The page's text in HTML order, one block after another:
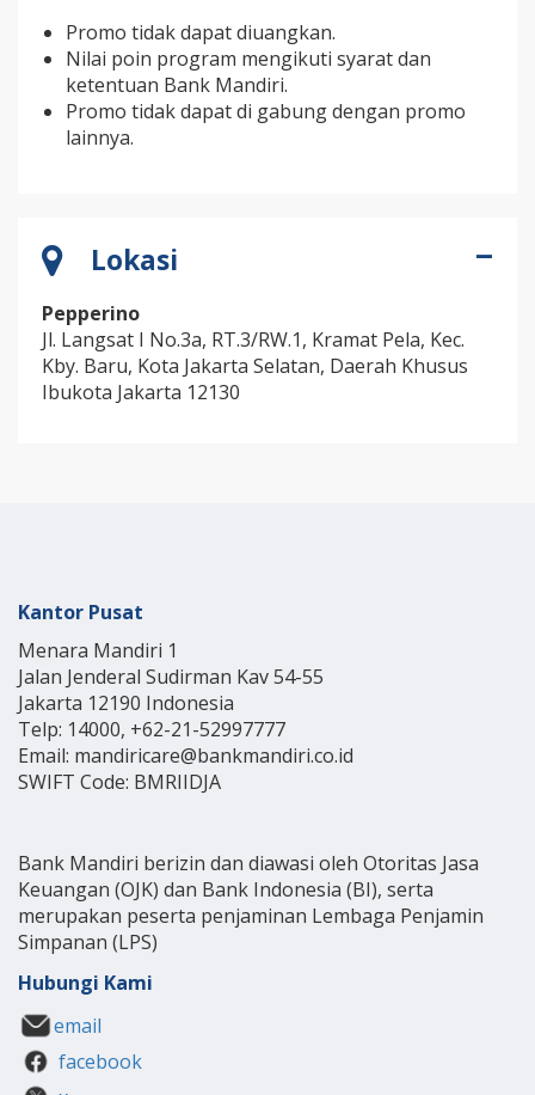
Promo tidak dapat diuangkan.
Nilai poin program mengikuti syarat dan
ketentuan Bank Mandiri.
Promo tidak dapat di gabung dengan promo
lainnya.
Lokasi
Pepperino
Jl. Langsat I No.3a, RT.3/RW.1, Kramat Pela, Kec.
Kby. Baru, Kota Jakarta Selatan, Daerah Khusus
Ibukota Jakarta 12130
Kantor Pusat
Menara Mandiri 1
Jalan Jenderal Sudirman Kav 54-55
Jakarta 12190 Indonesia
Telp: 14000, +62-21-52997777
Email: mandiricare@bankmandiri.co.id
SWIFT Code: BMRIIDJA
Bank Mandiri berizin dan diawasi oleh Otoritas Jasa
Keuangan (OJK) dan Bank Indonesia (BI), serta
merupakan peserta penjaminan Lembaga Penjamin
Simpanan (LPS)
Hubungi Kami
email
facebook